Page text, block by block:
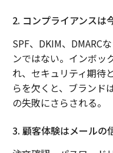
2. コンプライアンスは
SPF、DKIM、DMARC
ンではない。インボッ
れ、セキュリティ期待
らを欠くと、ブランド
の失敗にさらされる。
3. 顧客体験はメールの